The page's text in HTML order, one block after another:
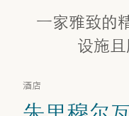
一家雅致的
设施且
酒店